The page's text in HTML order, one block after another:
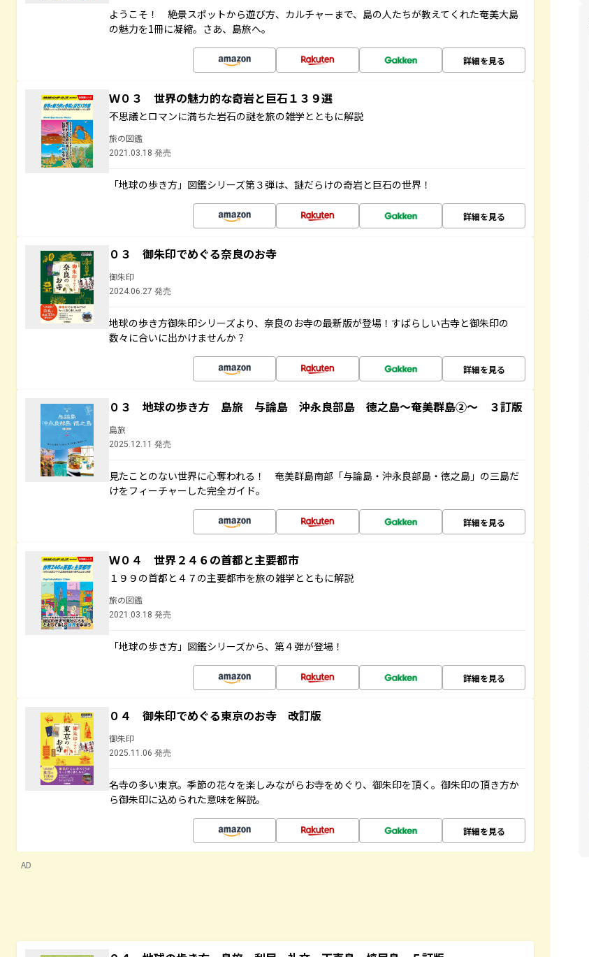
ようこそ！ 絶景スポットから遊び方、カルチャーまで、島の人たちが教えてくれた奄美大島
の魅力を1冊に凝縮。さあ、島旅へ。
詳細を見る
Ｗ０３ 世界の魅力的な奇岩と巨石１３９選
不思議とロマンに満ちた岩石の謎を旅の雑学とともに解説
旅の図鑑
2021.03.18 発売
「地球の歩き方」図鑑シリーズ第３弾は、謎だらけの奇岩と巨石の世界！
詳細を見る
０３ 御朱印でめぐる奈良のお寺
御朱印
2024.06.27 発売
地球の歩き方御朱印シリーズより、奈良のお寺の最新版が登場！すばらしい古寺と御朱印の
数々に合いに出かけませんか？
詳細を見る
０３ 地球の歩き方 島旅 与論島 沖永良部島 徳之島～奄美群島②～ ３訂版
島旅
2025.12.11 発売
見たことのない世界に心奪われる！ 奄美群島南部「与論島・沖永良部島・徳之島」の三島だ
けをフィーチャーした完全ガイド。
詳細を見る
Ｗ０４ 世界２４６の首都と主要都市
１９９の首都と４７の主要都市を旅の雑学とともに解説
旅の図鑑
2021.03.18 発売
「地球の歩き方」図鑑シリーズから、第４弾が登場！
詳細を見る
０４ 御朱印でめぐる東京のお寺 改訂版
御朱印
2025.11.06 発売
名寺の多い東京。季節の花々を楽しみながらお寺をめぐり、御朱印を頂く。御朱印の頂き方か
ら御朱印に込められた意味を解説。
詳細を見る
AD